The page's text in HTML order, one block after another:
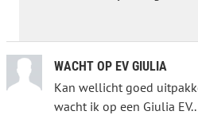
WACHT OP EV GIULIA
Kan wellicht goed
wacht ik op een Giulia